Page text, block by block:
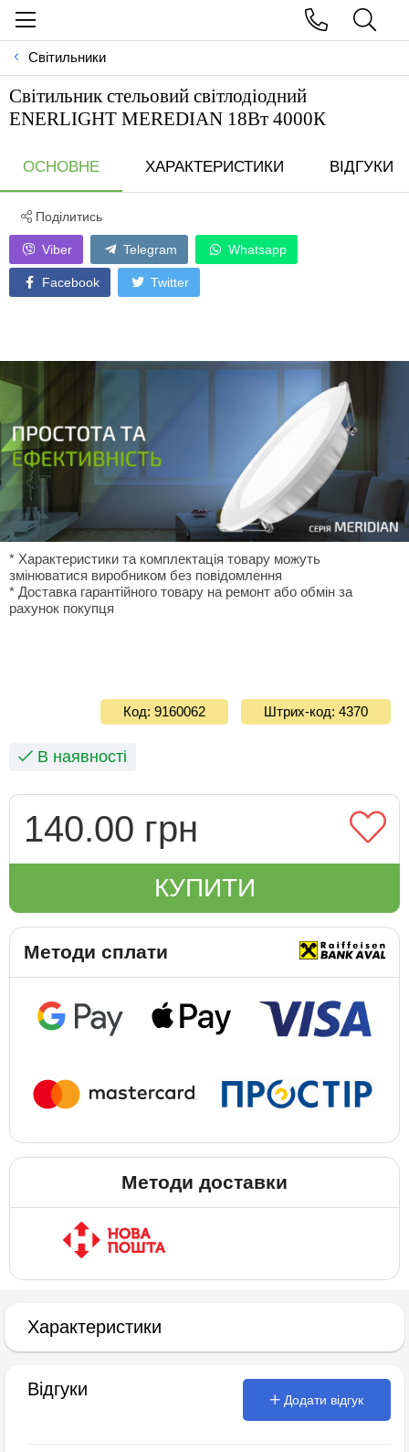
Світильники
Свiтильник стельовий свiтлодiодний
ENERLIGHT MEREDIAN 18Вт 4000К
ОСНОВНЕ ХАРАКТЕРИСТИКИ ВІДГУКИ
Поділитись
Viber Telegram Whatsapp
Facebook Twitter
* Характеристики та комплектація товару можуть
змінюватися виробником без повідомлення
* Доставка гарантiйного товару на ремонт або обмiн за
рахунок покупця
Код: 9160062 Штрих-код: 4370
В наявності
140.00 грн
КУПИТИ
Методи сплати
Методи доставки
Характеристики
Відгуки
Додати відгук